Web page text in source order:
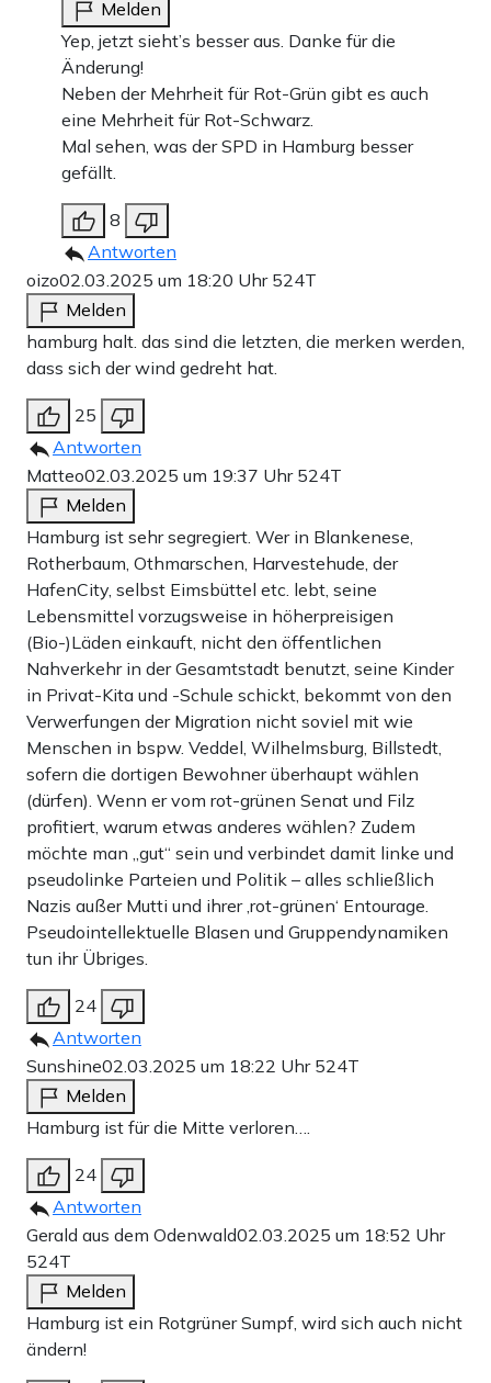
Melden
Yep, jetzt sieht’s besser aus. Danke für die
Änderung!
Neben der Mehrheit für Rot-Grün gibt es auch
eine Mehrheit für Rot-Schwarz.
Mal sehen, was der SPD in Hamburg besser
gefällt.
8
Antworten
oizo02.03.2025 um 18:20 Uhr 524T
Melden
hamburg halt. das sind die letzten, die merken werden,
dass sich der wind gedreht hat.
25
Antworten
Matteo02.03.2025 um 19:37 Uhr 524T
Melden
Hamburg ist sehr segregiert. Wer in Blankenese,
Rotherbaum, Othmarschen, Harvestehude, der
HafenCity, selbst Eimsbüttel etc. lebt, seine
Lebensmittel vorzugsweise in höherpreisigen
(Bio-)Läden einkauft, nicht den öffentlichen
Nahverkehr in der Gesamtstadt benutzt, seine Kinder
in Privat-Kita und -Schule schickt, bekommt von den
Verwerfungen der Migration nicht soviel mit wie
Menschen in bspw. Veddel, Wilhelmsburg, Billstedt,
sofern die dortigen Bewohner überhaupt wählen
(dürfen). Wenn er vom rot-grünen Senat und Filz
profitiert, warum etwas anderes wählen? Zudem
möchte man „gut“ sein und verbindet damit linke und
pseudolinke Parteien und Politik – alles schließlich
Nazis außer Mutti und ihrer ‚rot-grünen‘ Entourage.
Pseudointellektuelle Blasen und Gruppendynamiken
tun ihr Übriges.
24
Antworten
Sunshine02.03.2025 um 18:22 Uhr 524T
Melden
Hamburg ist für die Mitte verloren….
24
Antworten
Gerald aus dem Odenwald02.03.2025 um 18:52 Uhr
524T
Melden
Hamburg ist ein Rotgrüner Sumpf, wird sich auch nicht
ändern!